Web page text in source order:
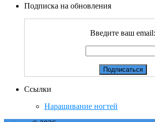
Подписка на обновления
Введите ваш email:
Ссылки
Наращивание ногтей